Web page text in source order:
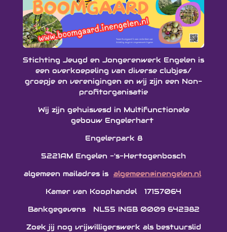
Stichting Jeugd en Jongerenwerk Engelen is
een overkoepeling van diverse clubjes/
groepje en verenigingen en wij zijn een Non-
profitorganisatie
Wij zijn gehuisvesd in Multifunctionele
gebouw Engelerhart
Engelerpark 8
5221AM Engelen -'s-Hertogenbosch
algemeen mailadres is algemeen@inengelen.nl
Kamer van Koophandel 17157064
Bankgegevens NL55 INGB 0009 642382
Zoek jij nog vrijwilligerswerk als bestuurslid